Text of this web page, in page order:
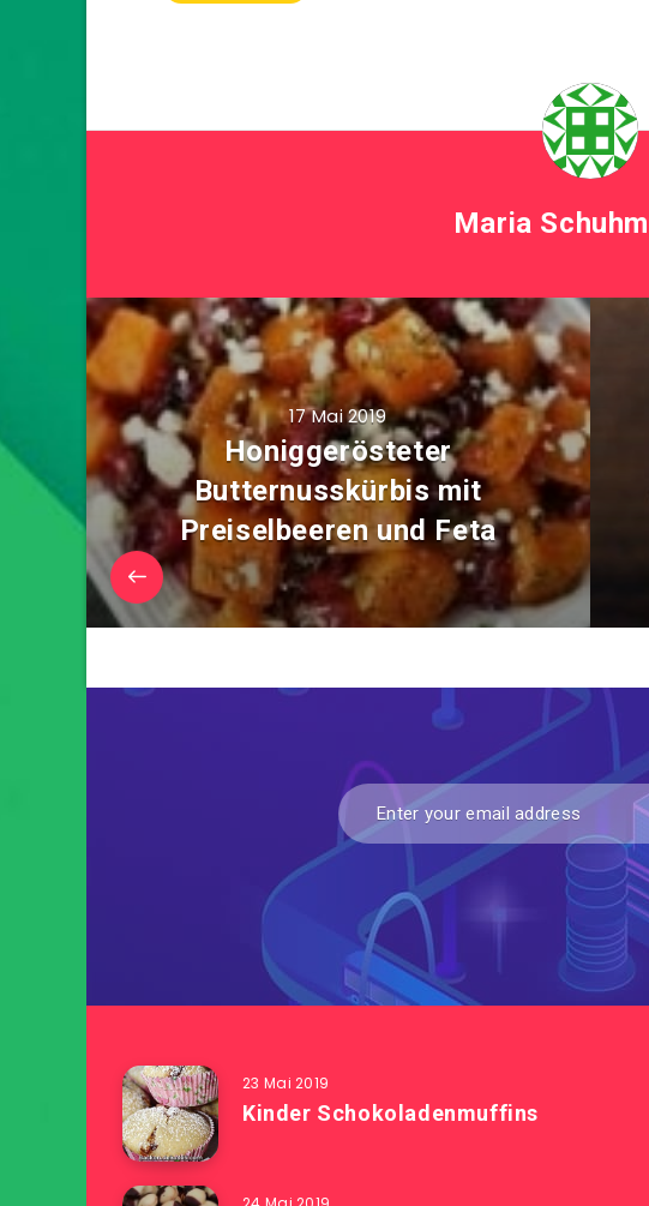
Maria
17 Mai 2019
Honiggerösteter
Butternusskürbis mit
Preiselbeeren und Feta
23 Mai 2019
Kinder Schokoladenmuffins